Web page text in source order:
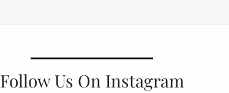
Follow Us On Instagram